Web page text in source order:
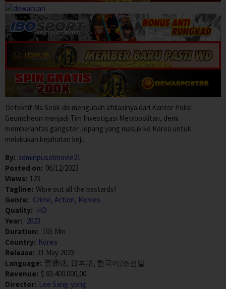
Detektif Ma Seok-do mengubah afiliasinya dari Kantor Polisi
Geumcheon menjadi Tim Investigasi Metropolitan, demi
memberantas gangster Jepang yang masuk ke Korea untuk
melakukan kejahatan keji.
By: adminpusatmovie21
Posted on: 06/12/2023
Views: 123
Tagline: Wipe out all the bastards!
Genre: Crime, Action, Movies
Quality: HD
Year: 2023
Duration: 105 Min
Country: Korea
Release: 31 May 2023
Language: 普通话, 日本語, 한국어/조선말
Revenue: $ 83.400.000,00
Director: Lee Sang-yong